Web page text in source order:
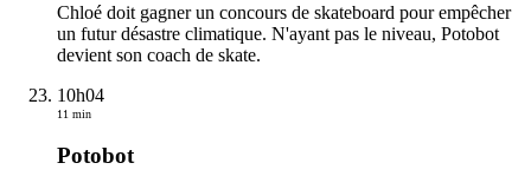
Chloé doit gagner un concours de skateboard pour empêcher
un futur désastre climatique. N'ayant pas le niveau, Potobot
devient son coach de skate.
10h04
11 min
Potobot